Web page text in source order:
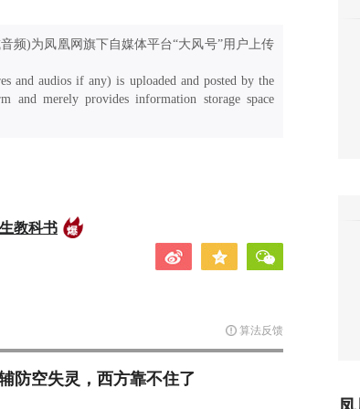
频)为凤凰网旗下自媒体平台“大风号”用户上传
and audios if any) is uploaded and posted by the
and merely provides information storage space
教科书
算法反馈
防空失灵，西方靠不住了